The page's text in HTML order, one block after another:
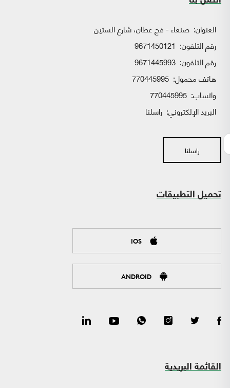
العنوان: صنعاء - فج عطان، شارع الستين
رقم التلفون: 9671450121
رقم التلفون: 9671445993
هاتف محمول: 770445995
واتساب:
البريد الإلكتروني: راسلنا
راسلنا
تحميل التطبيقات
IOS
ANDROID
القائمة البريدية